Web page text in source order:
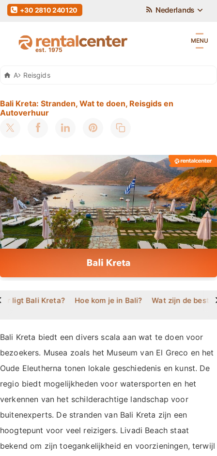
Auto Huren Kreta
Reisgids
Bali Kreta: Stranden, Wat te doen, Reisgids en
Autoverhuur
ligt Bali Kreta? Hoe kom je in Bali? Wat zijn de beste >
Bali Kreta biedt een divers scala aan wat te doen voor
bezoekers. Musea zoals het Museum van El Greco en het
Oude Eleutherna tonen lokale geschiedenis en kunst. De
regio biedt mogelijkheden voor watersporten en het
verkennen van het schilderachtige landschap voor
buitenexperts. De stranden van Bali Kreta zijn een
hoogtepunt voor veel reizigers. Livadi Beach staat
bekend om zijn toegankelijkheid en voorzieningen, terwijl
Nederlands
+30 2810 240120
MENU